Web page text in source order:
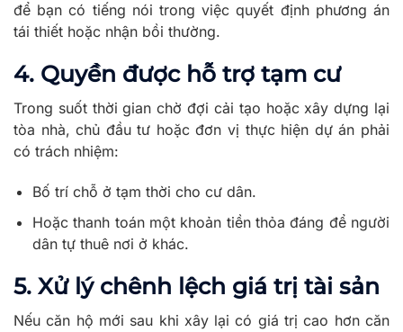
để bạn có tiếng nói trong việc quyết định phương án
tái thiết hoặc nhận bồi thường.
4. Quyền được hỗ trợ tạm cư
Trong suốt thời gian chờ đợi cải tạo hoặc xây dựng lại
tòa nhà, chủ đầu tư hoặc đơn vị thực hiện dự án phải
có trách nhiệm:
Bố trí chỗ ở tạm thời cho cư dân.
Hoặc thanh toán một khoản tiền thỏa đáng để người
dân tự thuê nơi ở khác.
5. Xử lý chênh lệch giá trị tài sản
Nếu căn hộ mới sau khi xây lại có giá trị cao hơn căn